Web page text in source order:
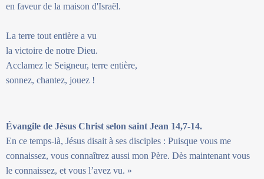
en faveur de la maison d'Israël.
La terre tout entière a vu
la victoire de notre Dieu.
Acclamez le Seigneur, terre entière,
sonnez, chantez, jouez !
Évangile de Jésus Christ selon saint Jean 14,7-14.
En ce temps-là, Jésus disait à ses disciples : Puisque vous me
connaissez, vous connaîtrez aussi mon Père. Dès maintenant vous
le connaissez, et vous l’avez vu. »